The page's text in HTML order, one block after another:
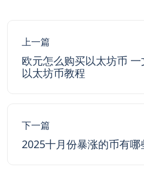
上一篇
欧元怎么购买以太坊币
以太坊币教程
下一篇
2025十月份暴涨的币有哪